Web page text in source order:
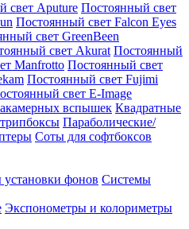
свет Aputure Постоянный свет
Постоянный свет Falcon Eyes
свет GreenBeen
свет Akurat Постоянный
Manfrotto Постоянный свет
Постоянный свет Fujimi
свет E-Image
вспышек Квадратные
Параболические/
Соты для софтбоксов
фонов Системы
Экспонометры и колориметры